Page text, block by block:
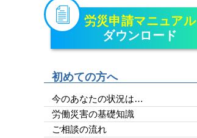
労災申請マニュアル
ダウンロード
初めての方へ
今のあなたの状況は…
労働災害の基礎知識
ご相談の流れ